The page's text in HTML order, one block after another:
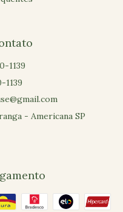
1139
1139
- Americana SP